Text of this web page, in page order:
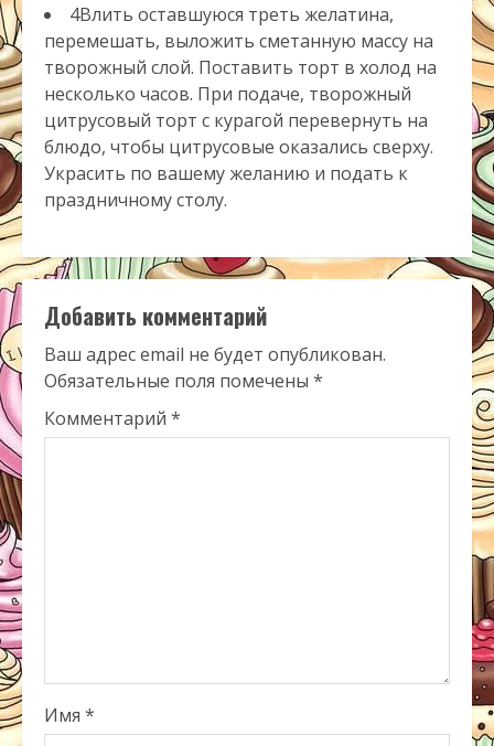
4Влить оставшуюся треть желатина,
перемешать, выложить сметанную массу на
творожный слой. Поставить торт в холод на
несколько часов. При подаче, творожный
цитрусовый торт с курагой перевернуть на
блюдо, чтобы цитрусовые оказались сверху.
Украсить по вашему желанию и подать к
праздничному столу.
Добавить комментарий
Ваш адрес email не будет опубликован.
Обязательные поля помечены *
Комментарий *
Имя *